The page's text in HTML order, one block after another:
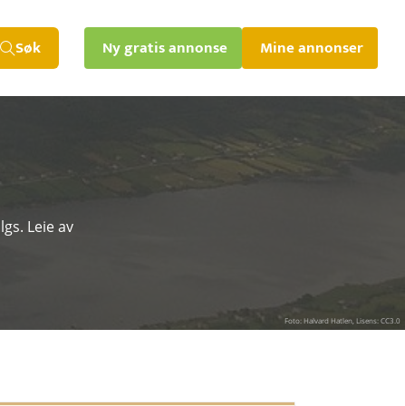
Søk Ny gratis annonse Mine annonser
Leie av
Foto: Halvard Hatlen, Lisens: CC3.0